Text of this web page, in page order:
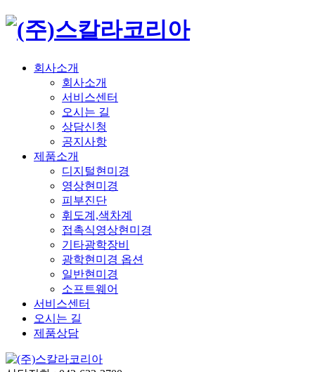
회사소개
회사소개
서비스센터
오시는 길
상담신청
공지사항
제품소개
디지털현미경
영상현미경
피부진단
휘도계,색차계
접촉식영상현미경
기타광학장비
광학현미경 옵션
일반현미경
소프트웨어
서비스센터
오시는 길
제품상담